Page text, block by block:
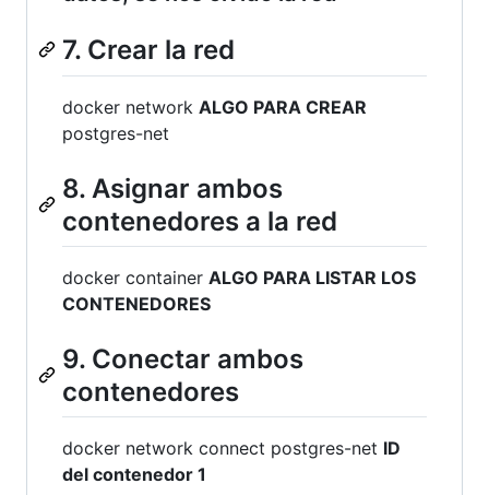
7. Crear la red
docker network ALGO PARA CREAR
postgres-net
8. Asignar ambos
contenedores a la red
docker container ALGO PARA LISTAR LOS
CONTENEDORES
9. Conectar ambos
contenedores
docker network connect postgres-net ID
del contenedor 1